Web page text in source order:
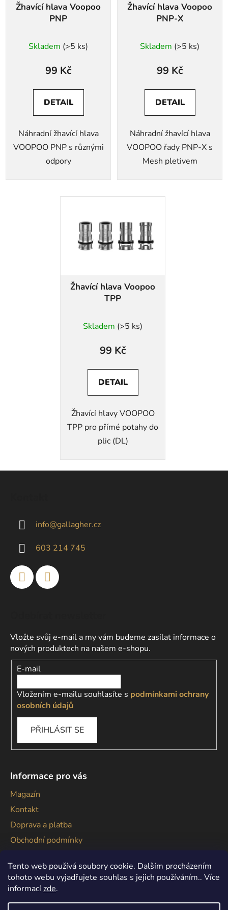
Tento web používá soubory cookie. Dalším procházením
tohoto webu vyjadřujete souhlas s jejich používáním.. Více
informacízde.
Žhavící hlava Voopoo
PNP
Skladem (>5 ks)
99 Kč
DETAIL
Náhradní žhavící hlava
VOOPOO PNP s různými
odpory
Žhavící hlava Voopoo
PNP-X
Skladem (>5 ks)
99 Kč
DETAIL
Náhradní žhavící hlava
VOOPOO řady PNP-X s
Mesh pletivem
Žhavící hlava Voopoo
TPP
Skladem (>5 ks)
99 Kč
DETAIL
Žhavící hlavy VOOPOO
TPP pro přímé potahy do
plic (DL)
info@gallagher.cz
603 214 745
Vložte svůj e-mail a my vám budeme zasílat informace o
nových produktech na našem e-shopu.
E-mail
Vložením e-mailu souhlasíte s podmínkami ochrany
osobních údajů
PŘIHLÁSIT SE
Informace pro vás
Magazín
Kontakt
Doprava a platba
Obchodní podmínky